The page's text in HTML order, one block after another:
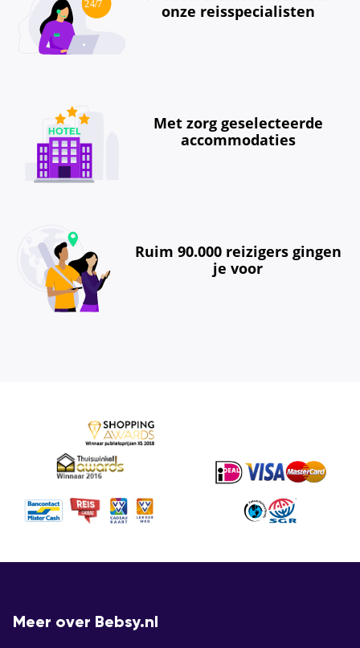
onze reisspecialisten
Met zorg geselecteerde
accommodaties
Ruim 90.000 reizigers gingen
je voor
Meer over Bebsy.nl